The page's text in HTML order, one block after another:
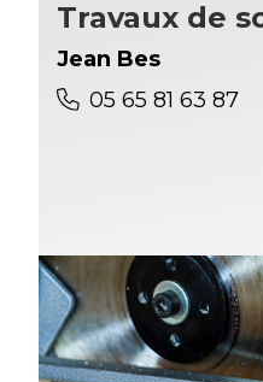
Travaux de
Jean Bes
05 65 81 63 87